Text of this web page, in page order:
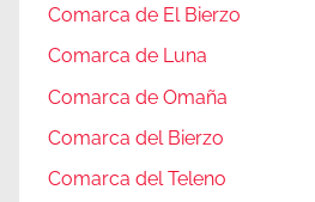
Comarca de El Bierzo
Comarca de Luna
Comarca de Omaña
Comarca del Bierzo
Comarca del Teleno